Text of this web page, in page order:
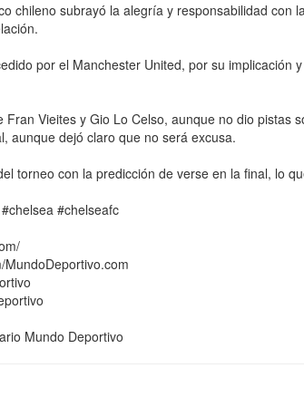
chileno subrayó la alegría y responsabilidad
por el Manchester United, por su
Vieites y Gio Lo Celso, aunque no dio
aunque dejó claro que no será excusa.
torneo con la predicción de verse en la final, lo
#chelseafc
Mundo Deportivo